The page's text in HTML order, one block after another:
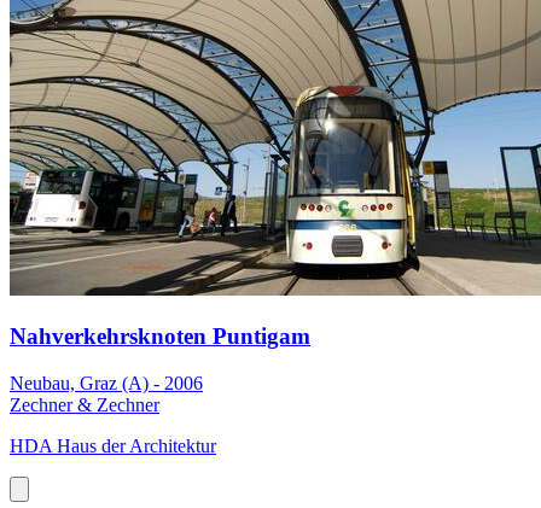
Nahverkehrsknoten Puntigam
Neubau, Graz (A) - 2006
Zechner & Zechner
HDA Haus der Architektur